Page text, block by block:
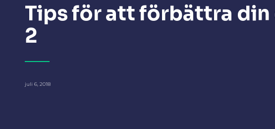
Tips för att förbättra
2
juli 6, 2018